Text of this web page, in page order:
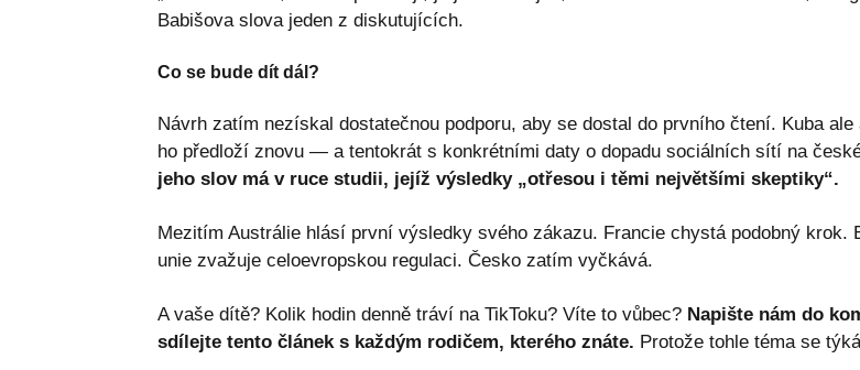
Babišova slova jeden z diskutujících.
Co se bude dít dál?
Návrh zatím nezískal dostatečnou podporu, aby se dostal do prvního čtení. Kuba
ho předloží znovu — a tentokrát s konkrétními daty o dopadu sociálních sítí na
jeho slov má v ruce studii, jejíž výsledky „otřesou i těmi největšími skeptiky“.
Mezitím Austrálie hlásí první výsledky svého zákazu. Francie chystá podobný krok.
unie zvažuje celoevropskou regulaci. Česko zatím vyčkává.
A vaše dítě? Kolik hodin denně tráví na TikToku? Víte to vůbec? Napište nám do
sdílejte tento článek s každým rodičem, kterého znáte. Protože tohle téma se